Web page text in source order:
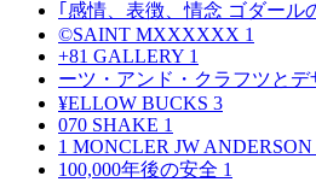
｢感情、表徴、情念 ゴダー
©SAINT MXXXXXX 1
+81 GALLERY 1
ーツ・アンド・クラフツとデ
¥ELLOW BUCKS 3
070 SHAKE 1
1 MONCLER JW ANDERSON
100,000年後の安全 1